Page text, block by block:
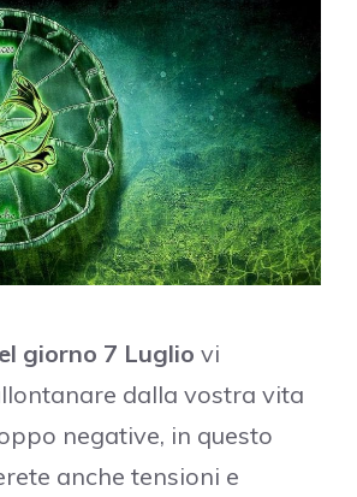
giorno 7 Luglio vi
dalla vostra vita
negative, in questo
anche tensioni e